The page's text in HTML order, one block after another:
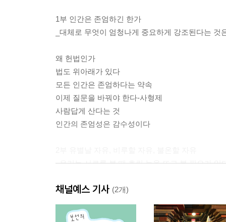
1부 인간은 존엄하긴 한가
_대체로 무엇이 엄청나게 중요하게 강조된다는
왜 헌법인가
법도 위아래가 있다
모든 인간은 존엄하다는 약속
이제 질문을 바꿔야 한다-사형제
사람답게 산다는 것
인간의 존엄성은 감수성이다
_우리는 서로를 볼 때 흐린 눈을 뜨고 볼 필요가 있
법치주의라는 사고방식
‘자유’의 연대기
유별날 자유, 비루할 자유, 불온할 자유
채널예스 기사 (2개)